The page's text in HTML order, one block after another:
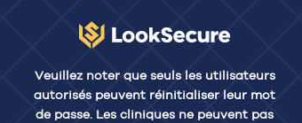
Veuillez noter que seuls les utilisateurs
autorisés peuvent réinitialiser leur mot
de passe. Les cliniques ne peuvent pas